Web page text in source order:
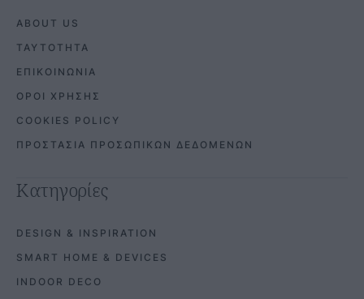
ABOUT US
ΤΑΥΤΟΤΗΤΑ
ΕΠΙΚΟΙΝΩΝΙΑ
ΟΡΟΙ ΧΡΗΣΗΣ
COOKIES POLICY
ΠΡΟΣΤΑΣΙΑ ΠΡΟΣΩΠΙΚΩΝ ΔΕΔΟΜΕΝΩΝ
Κατηγορίες
DESIGN & INSPIRATION
SMART HOME & DEVICES
INDOOR DECO